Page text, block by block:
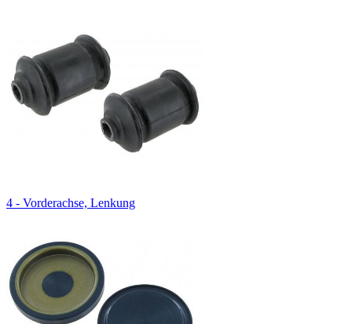
4 - Vorderachse, Lenkung